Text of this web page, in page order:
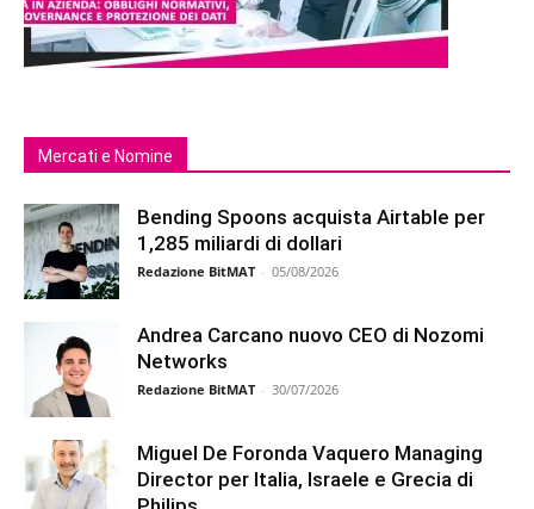
Mercati e Nomine
Bending Spoons acquista Airtable per
1,285 miliardi di dollari
Redazione BitMAT - 05/08/2026
Andrea Carcano nuovo CEO di Nozomi
Networks
Redazione BitMAT - 30/07/2026
Miguel De Foronda Vaquero Managing
Director per Italia, Israele e Grecia di